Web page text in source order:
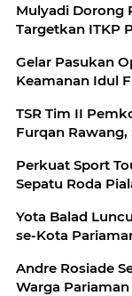
Mulyadi Dorong
Targetkan ITKP
Gelar Pasukan
Keamanan Idul
TSR Tim II
Furqan Rawang,
Perkuat Sport
Sepatu Roda
Yota Balad
se-Kota
Andre Rosiade
Warga Pariaman